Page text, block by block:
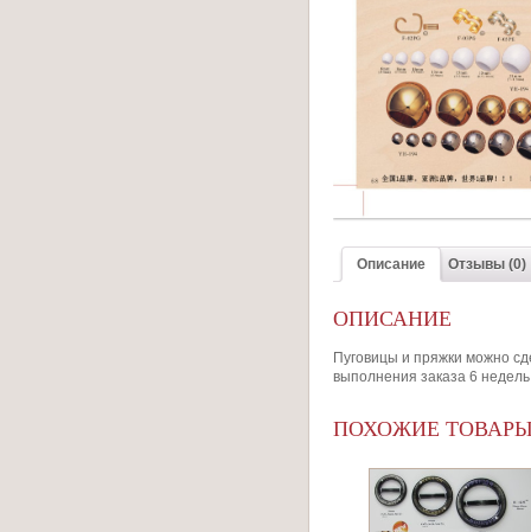
Описание Отзывы (0)
ОПИСАНИЕ
Пуговицы и пряжки можно
выполнения заказа 6
ПОХОЖИЕ